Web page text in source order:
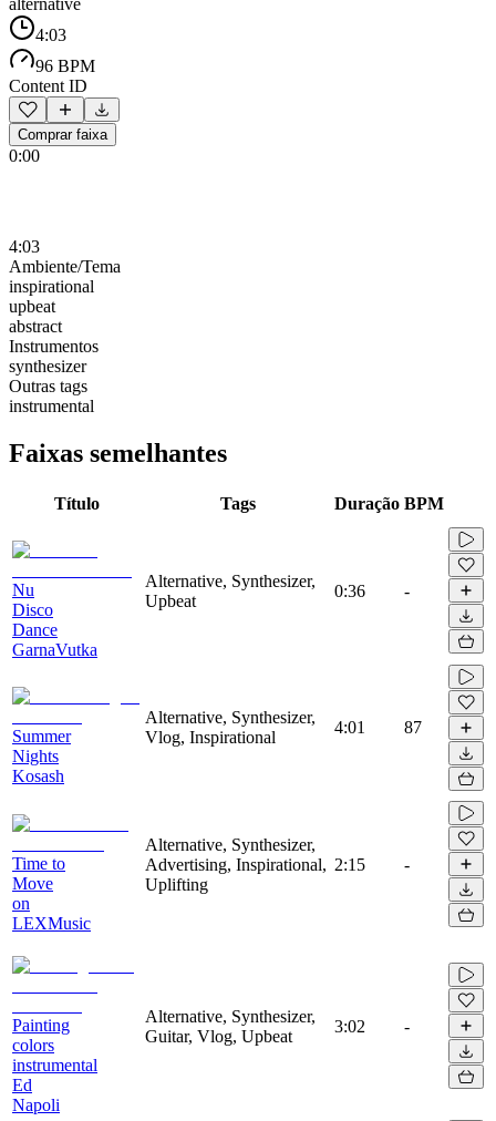
4:03
96 BPM
Content ID
Comprar faixa
0:00
4:03
Ambiente/Tema
inspirational
upbeat
abstract
Instrumentos
synthesizer
Outras tags
instrumental
Faixas semelhantes
Título Tags Duração BPM
Nu
Disco
Dance
GarnaVutka
Alternative, Synthesizer,
Upbeat
0:36 -
Summer
Nights
Kosash
Alternative, Synthesizer,
Vlog, Inspirational
4:01 87
Time to
Move
on
LEXMusic
Alternative, Synthesizer,
Advertising, Inspirational,
Uplifting
2:15 -
Painting
colors
instrumental
Ed
Napoli
Alternative, Synthesizer,
Guitar, Vlog, Upbeat
3:02 -